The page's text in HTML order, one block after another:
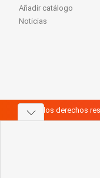
Añadir catálogo
Noticias
Todos los derechos